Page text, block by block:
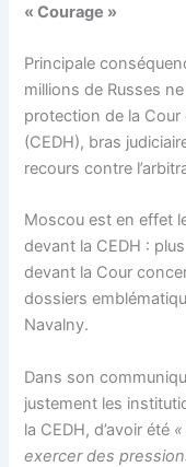
« Courage »
Principale
millions de Russes
protection de la Cour
(CEDH), bras
recours contre
Moscou est en effet
devant la CEDH :
devant la Cour
dossiers
Navalny.
Dans son
justement les
la CEDH, d’avoir été
exercer des